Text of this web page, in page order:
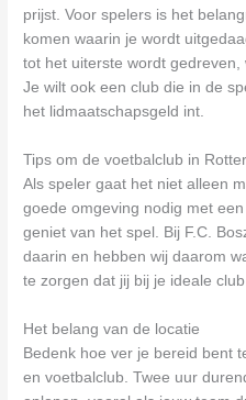
prijst. Voor spelers is het
komen waarin je wordt
tot het uiterste wordt gedreven,
Je wilt ook een club die in de
het lidmaatschapsgeld int.
Tips om de voetbalclub in
Als speler gaat het niet alleen
goede omgeving nodig met
geniet van het spel. Bij F.C.
daarin en hebben wij daarom
te zorgen dat jij bij je ideale
Het belang van de locatie
Bedenk hoe ver je bereid bent
en voetbalclub. Twee uur